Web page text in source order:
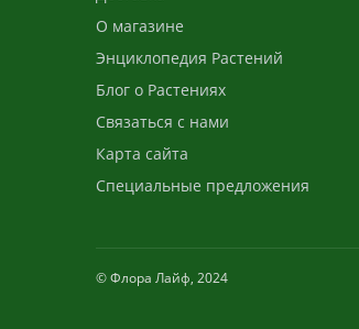
О магазине
Энциклопедия Растений
Блог о Растениях
Связаться с нами
Карта сайта
Специальные предложения
© Флора Лайф, 2024